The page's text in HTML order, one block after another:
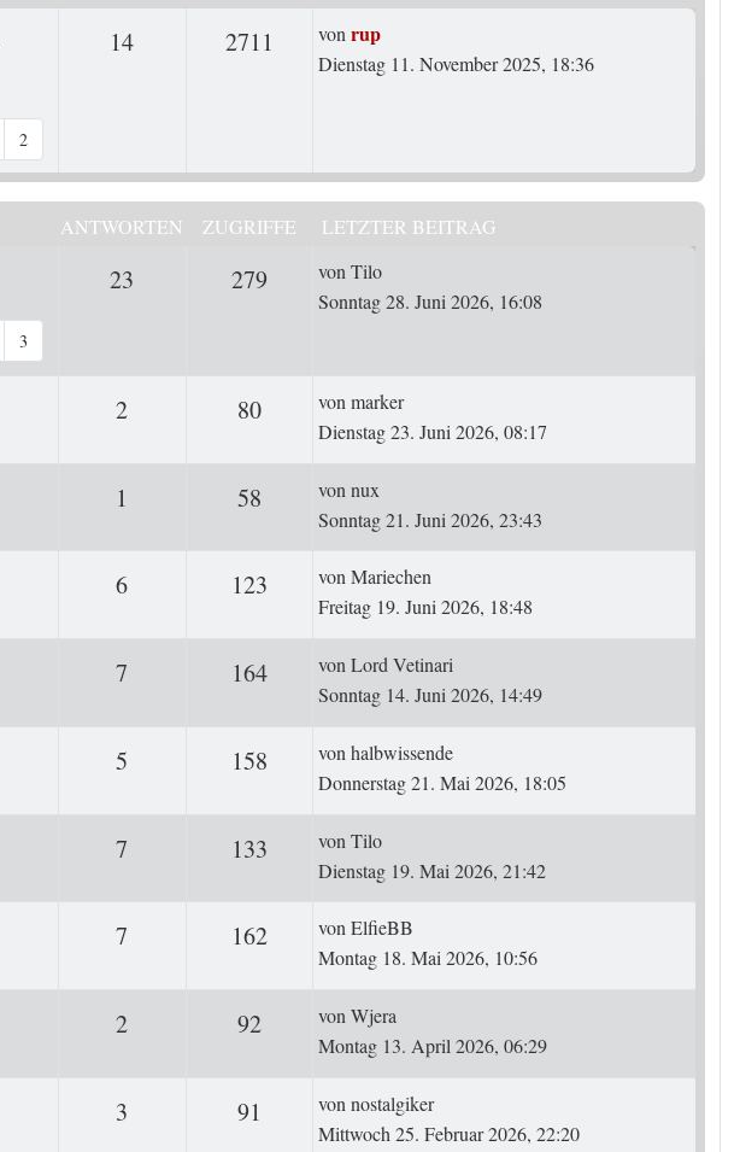
2
14Antworten2711 ZugriffeLetzter Beitrag
vonrup
Dienstag 11. November 2025, 18:36
ANTWORTEN ZUGRIFFE LETZTER BEITRAG
3
23 Antworten279 ZugriffeLetzter Beitrag
vonTilo
Sonntag 28. Juni 2026, 16:08
2Antworten 80ZugriffeLetzter Beitrag
vonmarker
Dienstag 23. Juni 2026, 08:17
1 58 ZugriffeLetzter Beitrag
vonnux
Sonntag 21. Juni 2026, 23:43
6Antworten 123 ZugriffeLetzter Beitrag
vonMariechen
Freitag 19. Juni 2026, 18:48
7 164ZugriffeLetzter Beitrag
vonLord Vetinari
Sonntag 14. Juni 2026, 14:49
5 158 ZugriffeLetzter Beitrag
vonhalbwissende
Donnerstag 21. Mai 2026, 18:05
7 133 ZugriffeLetzter Beitrag
vonTilo
Dienstag 19. Mai 2026, 21:42
7 162ZugriffeLetzter Beitrag
vonElfieBB
Montag 18. Mai 2026, 10:56
2Antworten 92ZugriffeLetzter Beitrag
vonWjera
Montag 13. April 2026, 06:29
3 91 ZugriffeLetzter Beitrag
vonnostalgiker
Mittwoch 25. Februar 2026, 22:20